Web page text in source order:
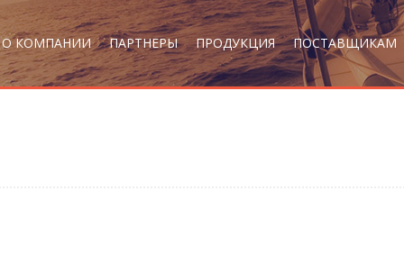
О КОМПАНИИ ПАРТНЕРЫ ПРОДУКЦИЯ ПОСТАВЩИКАМ